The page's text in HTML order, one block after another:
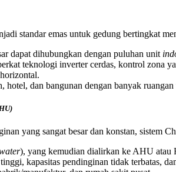
standar emas untuk gedung bertingkat
dapat dihubungkan dengan puluhan unit
teknologi inverter cerdas, kontrol zona
dan bangunan dengan banyak ruangan
yang sangat besar dan konstan, sistem
), yang kemudian dialirkan ke AHU atau
kapasitas pendinginan tidak terbatas,